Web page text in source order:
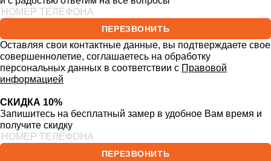
ПЕРЕЗВОНИТЬ
Оставляя свои контактные данные, вы подтверждаете свое
совершеннолетие, соглашаетесь на обработку
персональных данных в соответствии с Правовой
информацией
СКИДКА 10%
Запишитесь на бесплатный замер в удобное Вам время и
получите скидку
ПЕРЕЗВОНИТЬ